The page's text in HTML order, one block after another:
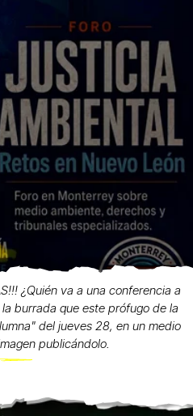
¿Quién va a una conferencia a
burrada que este prófugo de la
del jueves 28, en un medio
publicándolo.